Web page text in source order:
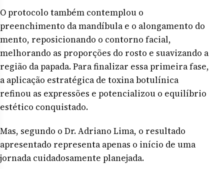
O protocolo também contemplou o
preenchimento da mandíbula e o alongamento do
mento, reposicionando o contorno facial,
melhorando as proporções do rosto e suavizando a
região da papada. Para finalizar essa primeira fase,
a aplicação estratégica de toxina botulínica
refinou as expressões e potencializou o equilíbrio
estético conquistado.
Mas, segundo o Dr. Adriano Lima, o resultado
apresentado representa apenas o início de uma
jornada cuidadosamente planejada.